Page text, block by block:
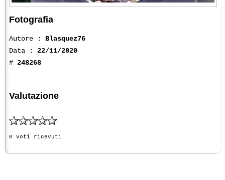
Fotografia
Autore : Blasquez76
Data : 22/11/2020
# 248268
Valutazione
0 voti ricevuti